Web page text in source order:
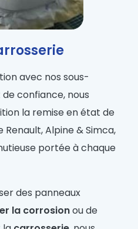
avec nos sous-
confiance, nous
la remise en état de
Renault, Alpine & Simca,
portée à chaque
des panneaux
la corrosionou de